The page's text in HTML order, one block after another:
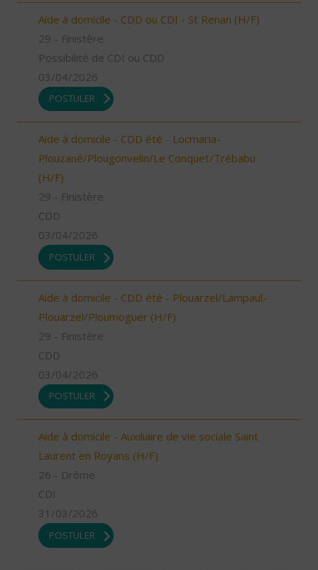
Aide à domicile - CDD ou CDI - St Renan (H/F)
29 - Finistère
Possibilité de CDI ou CDD
03/04/2026
POSTULER
Aide à domicile - CDD été - Locmaria-
Plouzané/Plougonvelin/Le Conquet/Trébabu
(H/F)
29 - Finistère
CDD
03/04/2026
POSTULER
Aide à domicile - CDD été - Plouarzel/Lampaul-
Plouarzel/Ploumoguer (H/F)
29 - Finistère
CDD
03/04/2026
POSTULER
Aide à domicile - Auxiliaire de vie sociale Saint
Laurent en Royans (H/F)
26 - Drôme
CDI
31/03/2026
POSTULER